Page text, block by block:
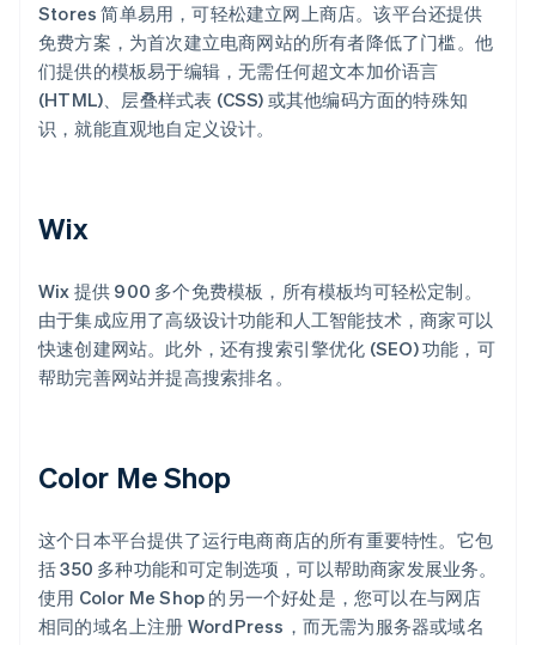
Stores 简单易用，可轻松建立网上商店。该平台还提供
免费方案，为首次建立电商网站的所有者降低了门槛。他
们提供的模板易于编辑，无需任何超文本加价语言
(HTML)、层叠样式表 (CSS) 或其他编码方面的特殊知
识，就能直观地自定义设计。
Wix
Wix 提供 900 多个免费模板，所有模板均可轻松定制。
由于集成应用了高级设计功能和人工智能技术，商家可以
快速创建网站。此外，还有搜索引擎优化 (SEO) 功能，可
帮助完善网站并提高搜索排名。
Color Me Shop
这个日本平台提供了运行电商商店的所有重要特性。它包
括 350 多种功能和可定制选项，可以帮助商家发展业务。
使用 Color Me Shop 的另一个好处是，您可以在与网店
相同的域名上注册 WordPress，而无需为服务器或域名